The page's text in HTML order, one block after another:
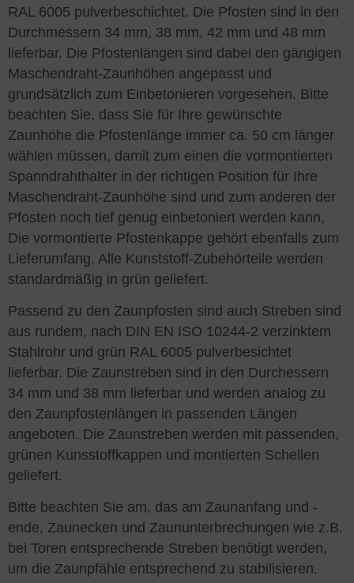
RAL 6005 pulverbeschichtet. Die Pfosten sind in den
Durchmessern 34 mm, 38 mm, 42 mm und 48 mm
lieferbar. Die Pfostenlängen sind dabei den gängigen
Maschendraht-Zaunhöhen angepasst und
grundsätzlich zum Einbetonieren vorgesehen. Bitte
beachten Sie, dass Sie für Ihre gewünschte
Zaunhöhe die Pfostenlänge immer ca. 50 cm länger
wählen müssen, damit zum einen die vormontierten
Spanndrahthalter in der richtigen Position für Ihre
Maschendraht-Zaunhöhe sind und zum anderen der
Pfosten noch tief genug einbetoniert werden kann,
Die vormontierte Pfostenkappe gehört ebenfalls zum
Lieferumfang. Alle Kunststoff-Zubehörteile werden
standardmäßig in grün geliefert.
Passend zu den Zaunpfosten sind auch Streben sind
aus rundem, nach DIN EN ISO 10244-2 verzinktem
Stahlrohr und grün RAL 6005 pulverbesichtet
lieferbar. Die Zaunstreben sind in den Durchessern
34 mm und 38 mm lieferbar und werden analog zu
den Zaunpfostenlängen in passenden Längen
angeboten. Die Zaunstreben werden mit passenden,
grünen Kunsstoffkappen und montierten Schellen
geliefert.
Bitte beachten Sie am, das am Zaunanfang und -
ende, Zaunecken und Zaununterbrechungen wie z.B.
bei Toren entsprechende Streben benötigt werden,
um die Zaunpfähle entsprechend zu stabilisieren.